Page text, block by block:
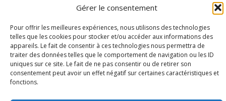
Gérer le consentement
Pour offrir les meilleures expériences, nous utilisons des technologies
telles que les cookies pour stocker et/ou accéder aux informations des
appareils. Le fait de consentir à ces technologies nous permettra de
traiter des données telles que le comportement de navigation ou les ID
uniques sur ce site. Le fait de ne pas consentir ou de retirer son
consentement peut avoir un effet négatif sur certaines caractéristiques et
fonctions.
06 Juil 2026
Étude d’évaluabilité des Structures
d’accompagnement à l’autocréation d’emploi (SAACE)
01 Juil 2026
Pénurie du personnel infirmier :quels indicateurs